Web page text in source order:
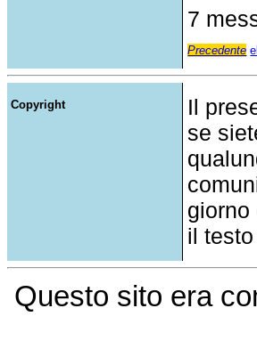
7
Precedente
Copyright
Il
se
giorno
il
Questo sito era